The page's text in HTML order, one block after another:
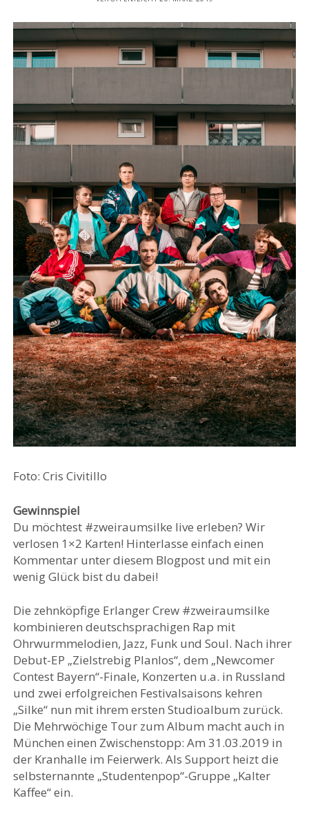
Foto: Cris Civitillo
Gewinnspiel
Du möchtest #zweiraumsilke live erleben? Wir
verlosen 1×2 Karten! Hinterlasse einfach einen
Kommentar unter diesem Blogpost und mit ein
wenig Glück bist du dabei!
Die zehnköpfige Erlanger Crew #zweiraumsilke
kombinieren deutschsprachigen Rap mit
Ohrwurmmelodien, Jazz, Funk und Soul. Nach ihrer
Debut-EP „Zielstrebig Planlos“, dem „Newcomer
Contest Bayern“-Finale, Konzerten u.a. in Russland
und zwei erfolgreichen Festivalsaisons kehren
„Silke“ nun mit ihrem ersten Studioalbum zurück.
Die Mehrwöchige Tour zum Album macht auch in
München einen Zwischenstopp: Am 31.03.2019 in
der Kranhalle im Feierwerk. Als Support heizt die
selbsternannte „Studentenpop“-Gruppe „Kalter
Kaffee“ ein.